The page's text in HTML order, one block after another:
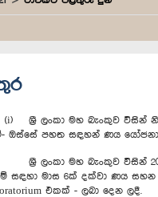
ලංකා මහ බැංකුව විසින්
ඔස්සේ පහත සඳහන් ණය යෝජනා
මහ බැංකුව විසින්
සඳහා මාස 6ක් දක්වා ණය සහන
එකක් - ලබා දෙන ලදී.